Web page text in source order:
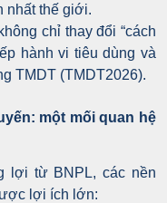
nhất thế giới.
chỉ thay đổi “cách
hành vi tiêu dùng và
TMDT (TMDT2026).
một mối quan hệ
lợi từ BNPL, các nền
lợi ích lớn: